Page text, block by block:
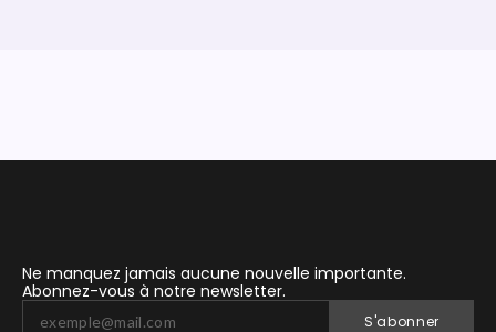
Ne manquez jamais aucune nouvelle importante.
Abonnez-vous à notre newsletter.
S'abonner